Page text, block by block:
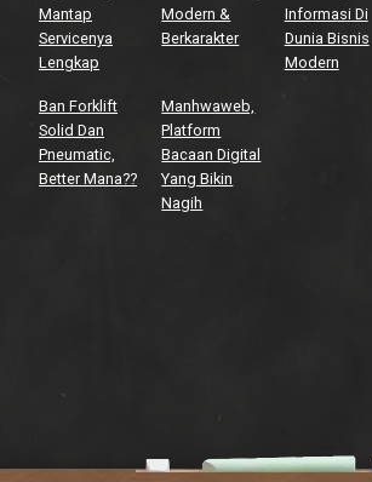
Mantap
Servicenya
Lengkap
Modern &
Berkarakter
Informasi Di
Dunia Bisnis
Modern
Ban Forklift
Solid Dan
Pneumatic,
Better Mana??
Manhwaweb,
Platform
Bacaan Digital
Yang Bikin
Nagih